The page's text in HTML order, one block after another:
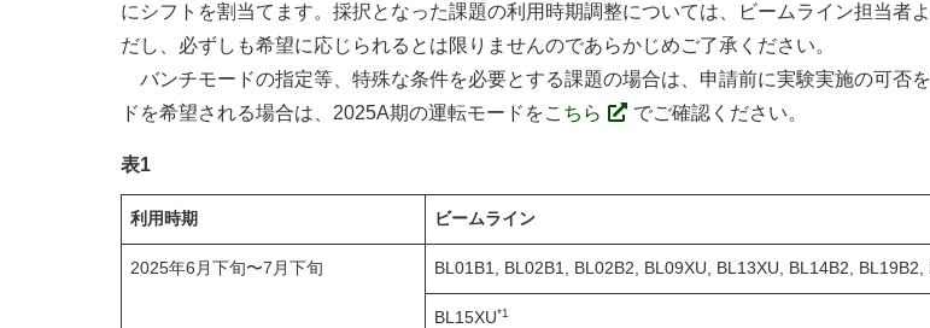
にシフトを割当てます。採択となった課題の利用時期調整については、ビームライン担当者
だし、必ずしも希望に応じられるとは限りませんのであらかじめご了承ください。
バンチモードの指定等、特殊な条件を必要とする課題の場合は、申請前に実験実施の可否
ドを希望される場合は、2025A期の運転モードをこちら でご確認ください。
表1
利用時期 ビームライン
2025年6月下旬〜7月下旬 BL01B1, BL02B1, BL02B2, BL09XU, BL13XU, BL14B2, BL19B2,
BL15XU*1